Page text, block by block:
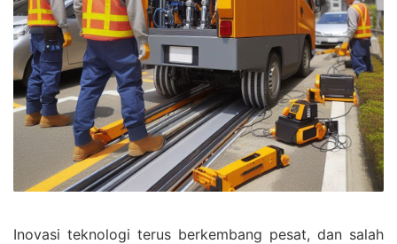
Inovasi teknologi terus berkembang pesat, dan salah